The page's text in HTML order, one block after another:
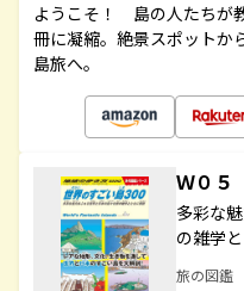
ようこそ！ 島の人たちが
冊に凝縮。絶景スポットか
島旅へ。
Ｗ０５
多彩な
の雑学
旅の図鑑